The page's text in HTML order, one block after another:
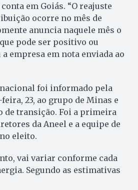
em Goiás. “O reajuste
ocorre no mês de
anuncia naquele mês o
pode ser positivo ou
empresa em nota enviada ao
nacional foi informado pela
23, ao grupo de Minas e
de transição. Foi a primeira
da Aneel e a equipe de
eleito.
vai variar conforme cada
Segundo as estimativas